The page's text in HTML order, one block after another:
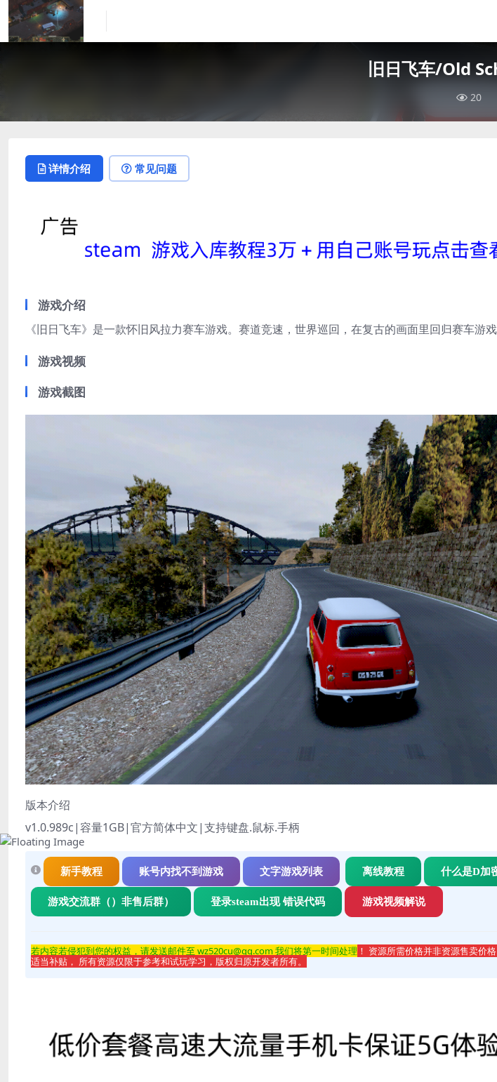
旧日飞车/Old
20
详情介绍 常见问题
游戏介绍
《旧日飞车》是一款怀旧风拉力赛车游戏。赛道竞速，世界巡回，在复古的画面里回归赛车游
游戏视频
游戏截图
版本介绍
v1.0.989c|容量1GB|官方简体中文|支持键盘.鼠标.手柄
新手教程 账号内找不到游戏 文字游戏列表 离线教程 什么是D加
游戏交流群（）非售后群） 登录steam出现 错误代码 游戏视频解说
若内容若侵犯到您的权益，请发送邮件至 wz520cu@qq.com 我们将第一时间处理 ！ 资源所需价格并非资源售卖价
适当补贴， 所有资源仅限于参考和试玩学习，版权归原开发者所有。